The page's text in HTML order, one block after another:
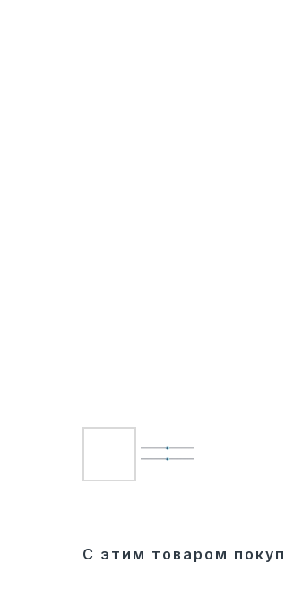
С этим товаром